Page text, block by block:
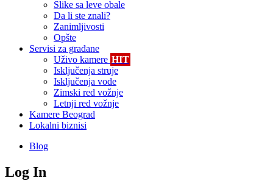
Slike sa leve obale
Da li ste znali?
Zanimljivosti
Opšte
Servisi za građane
Uživo kamere HIT
Isključenja struje
Isključenja vode
Zimski red vožnje
Letnji red vožnje
Kamere Beograd
Lokalni biznisi
Blog
Log In